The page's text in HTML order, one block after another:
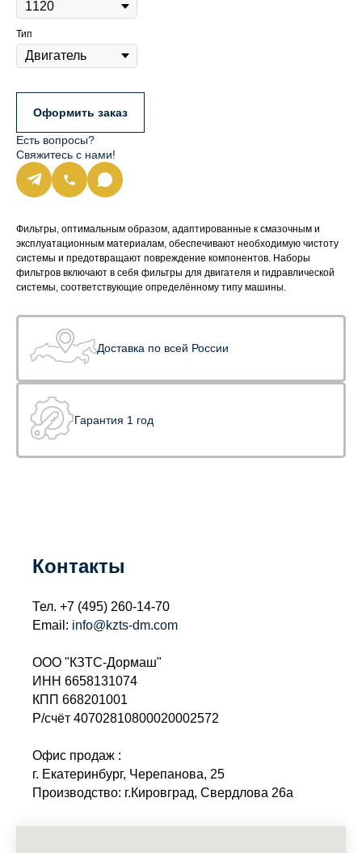
Тип
Оформить заказ
Есть вопросы?
Свяжитесь с нами!
Фильтры, оптимальным образом, адаптированные к смазочным и
эксплуатационным материалам, обеспечивают необходимую чистоту
системы и предотвращают повреждение компонентов. Наборы
фильтров включают в себя фильтры для двигателя и гидравлической
системы, соответствующие определённому типу машины.
Доставка по всей России
Гарантия 1 год
Контакты
Тел. +7 (495) 260-14-70
Email: info@kzts-dm.com
ООО "КЗТС-Дормаш"
ИНН 6658131074
КПП 668201001
Р/счёт 40702810800020002572
Офис продаж :
г. Екатеринбург, Черепанова, 25
Производство: г.Кировград, Свердлова 26а